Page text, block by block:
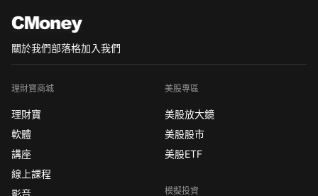
關於我們部落格加入我們
理財寶商城
理財寶
軟體
講座
線上課程
影音
美股專區
美股放大鏡
美股股市
美股ETF
模擬投資